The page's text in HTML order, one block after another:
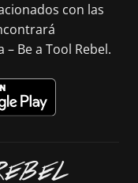
con las
Be a Tool Rebel.